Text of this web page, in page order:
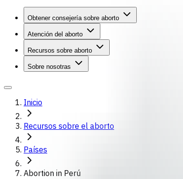
Obtener consejería sobre aborto
Atención del aborto
Recursos sobre aborto
Sobre nosotras
Inicio
Recursos sobre el aborto
Países
Abortion in Perú